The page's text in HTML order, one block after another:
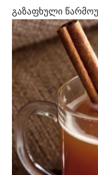
გაზაფხული